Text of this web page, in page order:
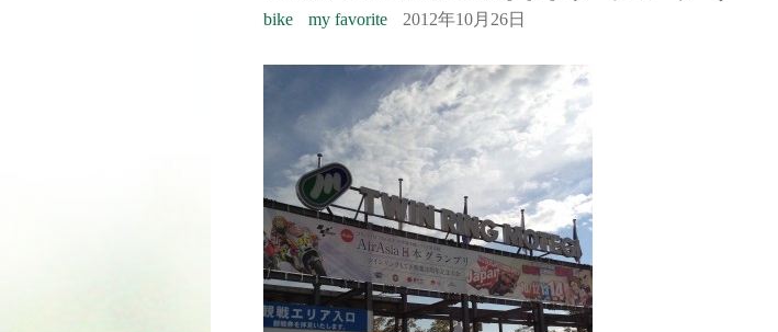
bike my favorite 2012年10月26日